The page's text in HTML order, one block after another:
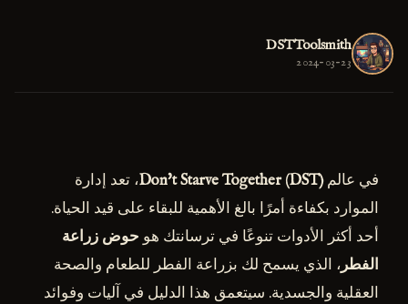
DSTToolsmith
2024-03-23
في عالمDon't Starve Together (DST)، تعد إدارة
الموارد بكفاءة أمرًا بالغ الأهمية للبقاء على قيد الحياة.
أحد أكثر الأدوات تنوعًا في ترسانتك هو حوض زراعة
الفطر ، الذي يسمح لك بزراعة الفطر للطعام والصحة
العقلية والجسدية. سيتعمق هذا الدليل في آليات وفوائد